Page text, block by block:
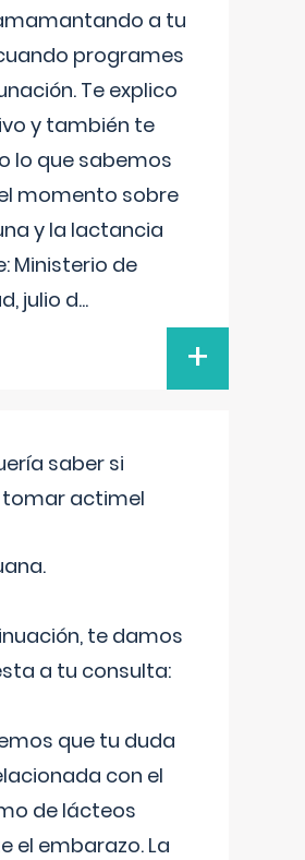
a tu
programes
Te explico
y también te
lo que sabemos
momento sobre
y la lactancia
Ministerio de
julio d...
+
saber si
actimel
te damos
a tu consulta:
que tu duda
con el
de lácteos
el embarazo. La